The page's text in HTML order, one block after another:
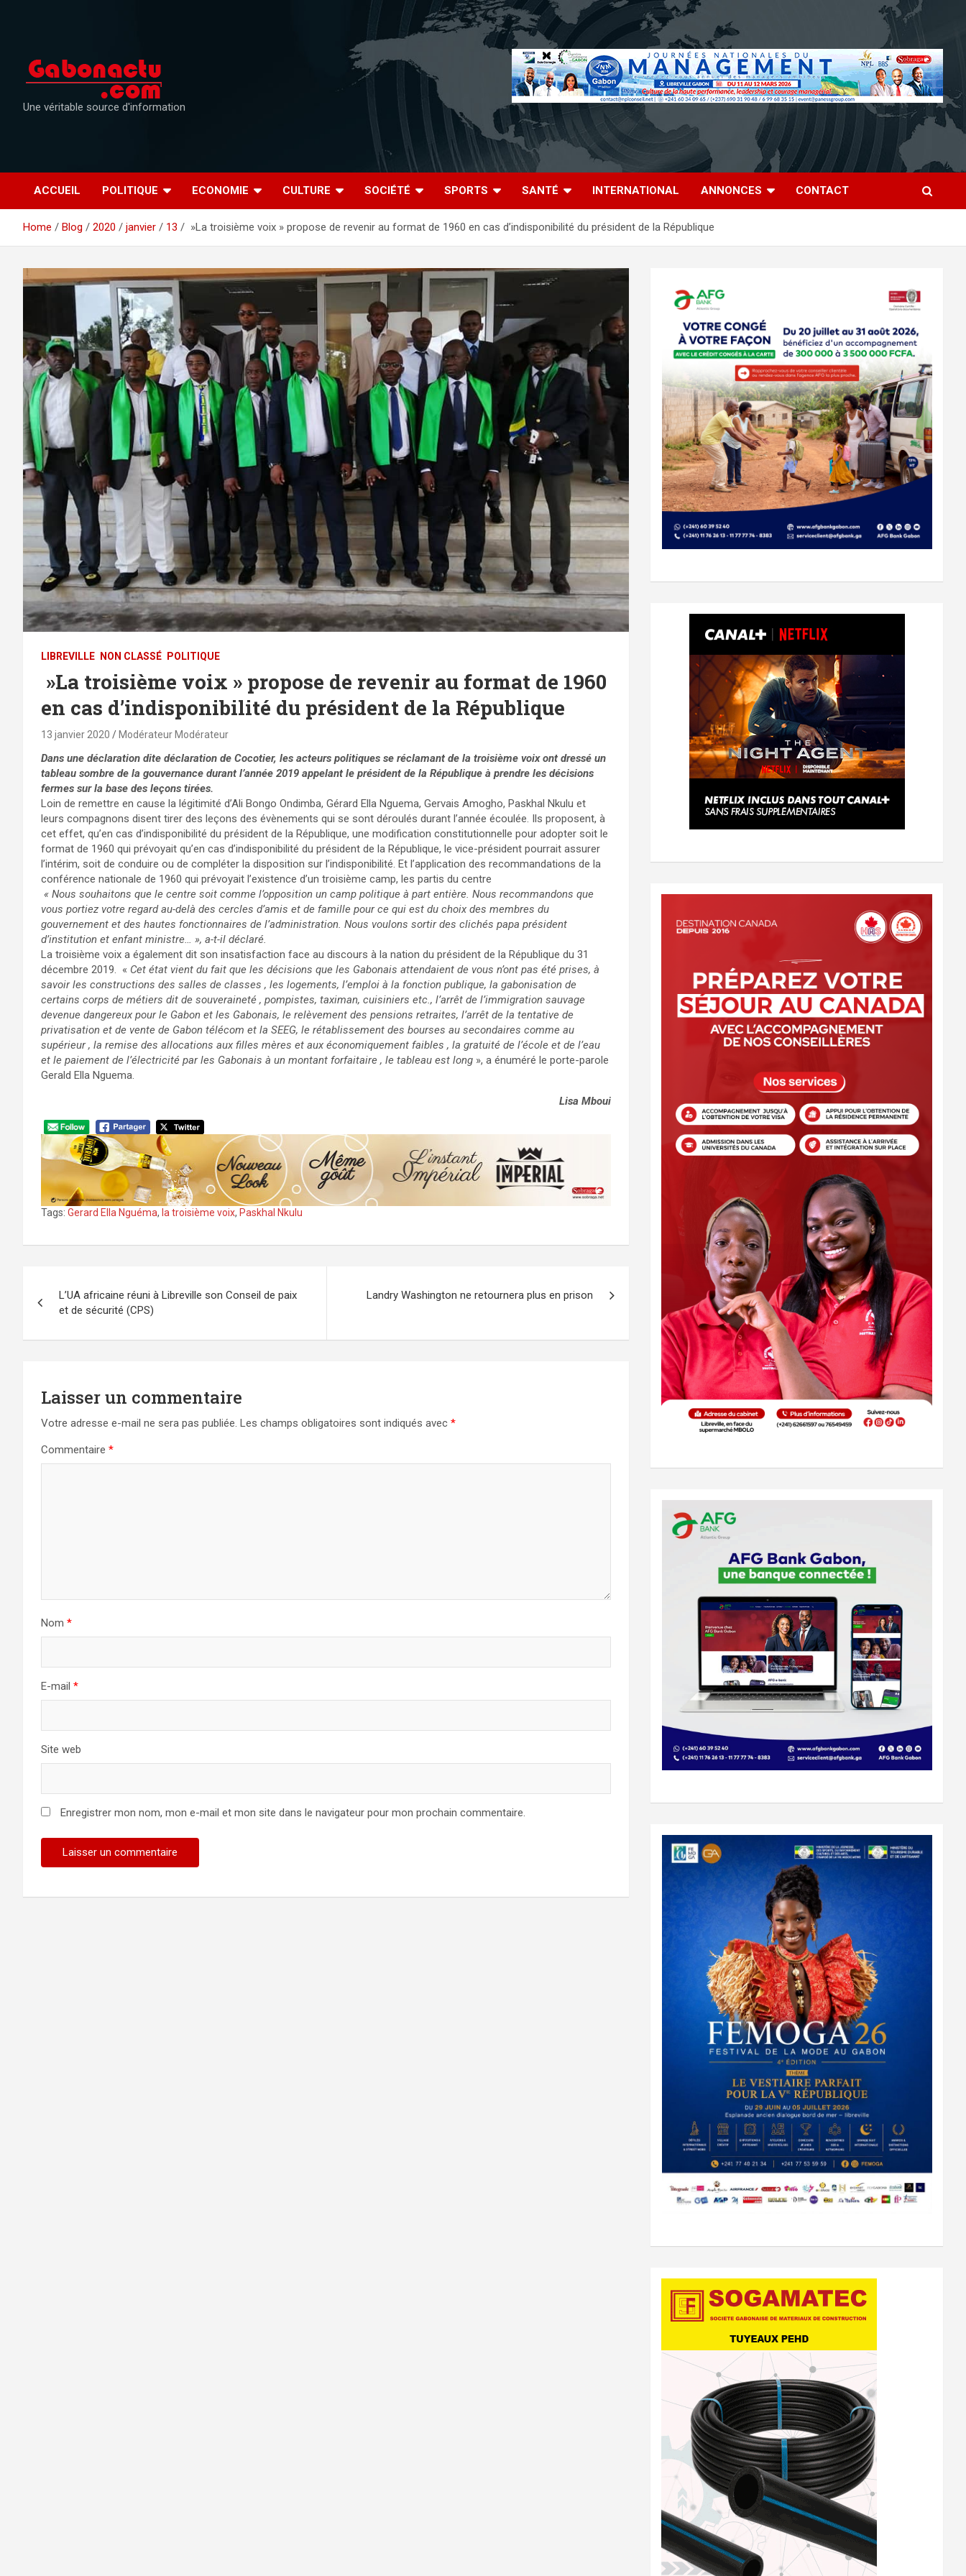
Une véritable source d'information
ACCUEIL POLITIQUE ECONOMIE CULTURE SOCIÉTÉ SPORTS SANTÉ INTERNATIONAL ANNONCES CONTACT
Home Blog 2020 janvier 13 »La troisième voix » propose de revenir au format de 1960 en cas d’indisponibilité du président de la République
LIBREVILLE NON CLASSÉ POLITIQUE
»La troisième voix » propose de revenir au format de 1960
en cas d’indisponibilité du président de la République
13 janvier 2020 Modérateur Modérateur
Dans une déclaration dite déclaration de Cocotier, les acteurs politiques se réclamant de la troisième voix ont dressé un
tableau sombre de la gouvernance durant l’année 2019 appelant le président de la République à prendre les décisions
fermes sur la base des leçons tirées.
Loin de remettre en cause la légitimité d’Ali Bongo Ondimba, Gérard Ella Nguema, Gervais Amogho, Paskhal Nkulu et
leurs compagnons disent tirer des leçons des évènements qui se sont déroulés durant l’année écoulée. Ils proposent, à
cet effet, qu’en cas d’indisponibilité du président de la République, une modification constitutionnelle pour adopter soit le
format de 1960 qui prévoyait qu’en cas d’indisponibilité du président de la République, le vice-président pourrait assurer
l’intérim, soit de conduire ou de compléter la disposition sur l’indisponibilité. Et l’application des recommandations de la
conférence nationale de 1960 qui prévoyait l’existence d’un troisième camp, les partis du centre
« Nous souhaitons que le centre soit comme l’opposition un camp politique à part entière. Nous recommandons que
vous portiez votre regard au-delà des cercles d’amis et de famille pour ce qui est du choix des membres du
gouvernement et des hautes fonctionnaires de l’administration. Nous voulons sortir des clichés papa président
d’institution et enfant ministre… », a-t-il déclaré.
La troisième voix a également dit son insatisfaction face au discours à la nation du président de la République du 31
décembre 2019. « Cet état vient du fait que les décisions que les Gabonais attendaient de vous n’ont pas été prises, à
savoir les constructions des salles de classes , les logements, l’emploi à la fonction publique, la gabonisation de
certains corps de métiers dit de souveraineté , pompistes, taximan, cuisiniers etc., l’arrêt de l’immigration sauvage
devenue dangereux pour le Gabon et les Gabonais, le relèvement des pensions retraites, l’arrêt de la tentative de
privatisation et de vente de Gabon télécom et la SEEG, le rétablissement des bourses au secondaires comme au
supérieur , la remise des allocations aux filles mères et aux économiquement faibles , la gratuité de l’école et de l’eau
et le paiement de l’électricité par les Gabonais à un montant forfaitaire , le tableau est long », a énuméré le porte-parole
Gerald Ella Nguema.
Lisa Mboui
Tags: Gerard Ella Nguéma, la troisième voix, Paskhal Nkulu
de
l’article
L’UA africaine réuni à Libreville son Conseil de paix
et de sécurité (CPS)
Landry Washington ne retournera plus en prison
Laisser un commentaire
Votre adresse e-mail ne sera pas publiée. Les champs obligatoires sont indiqués avec *
Commentaire *
Nom *
E-mail *
Site web
Enregistrer mon nom, mon e-mail et mon site dans le navigateur pour mon prochain commentaire.